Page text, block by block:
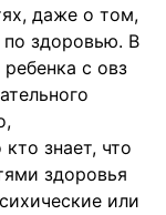
даже о том,
по здоровью. В
с овз
знает, что
здоровья
или